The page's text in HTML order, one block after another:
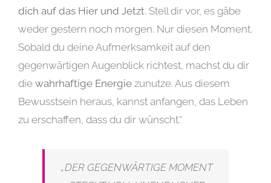
dich auf das Hier und Jetzt. Stell dir vor, es gäbe
weder gestern noch morgen. Nur diesen Moment.
Sobald du deine Aufmerksamkeit auf den
gegenwärtigen Augenblick richtest, machst du dir
die wahrhaftige Energie zunutze. Aus diesem
Bewusstsein heraus, kannst anfangen, das Leben
zu erschaffen, dass du dir wünscht.“
„DER GEGENWÄRTIGE MOMENT